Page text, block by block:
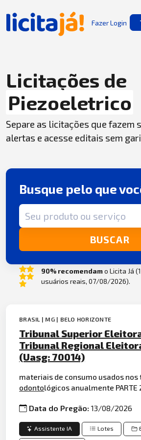
Fazer Login
Licitações de
Piezoeletrico
Separe as licitações que fazem
alertas e acesse editais sem
Busque pelo que
Termo de busca
BUSCAR
90% recomendamo Licita Já
usuários reais, 07/08/2026).
BRASIL | MG | BELO HORIZONTE
Tribunal Superior
Tribunal Regional
(Uasg: 70014)
materiais de consumo usados
odontológicos anualmente PARTE
Data do Pregão:13/08/2026
Assistente IA Lotes